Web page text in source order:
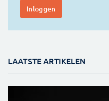
LAATSTE ARTIKELEN